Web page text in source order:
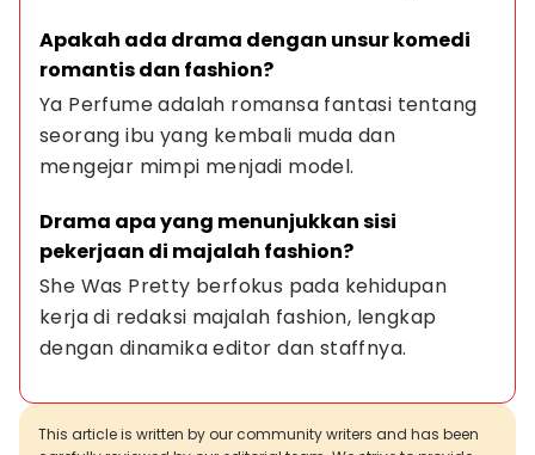
Apakah ada drama dengan unsur komedi
romantis dan fashion?
Ya Perfume adalah romansa fantasi tentang
seorang ibu yang kembali muda dan
mengejar mimpi menjadi model.
Drama apa yang menunjukkan sisi
pekerjaan di majalah fashion?
She Was Pretty berfokus pada kehidupan
kerja di redaksi majalah fashion, lengkap
dengan dinamika editor dan staffnya.
This article is written by our community writers and has been